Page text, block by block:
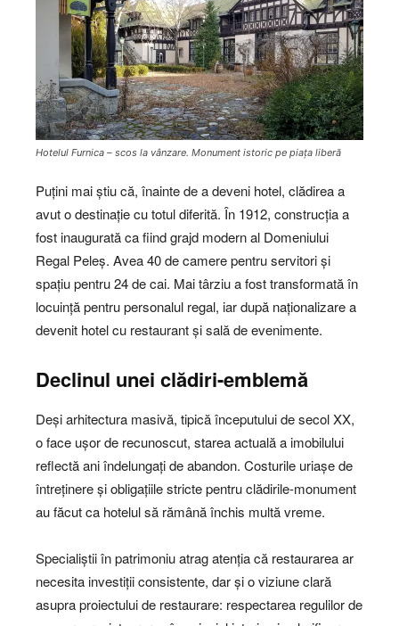
Hotelul Furnica – scos la vânzare. Monument istoric pe piața liberă
Puțini mai știu că, înainte de a deveni hotel, clădirea a
avut o destinație cu totul diferită. În 1912, construcția a
fost inaugurată ca fiind grajd modern al Domeniului
Regal Peleș. Avea 40 de camere pentru servitori și
spațiu pentru 24 de cai. Mai târziu a fost transformată în
locuință pentru personalul regal, iar după naționalizare a
devenit hotel cu restaurant și sală de evenimente.
Declinul unei clădiri-emblemă
Deși arhitectura masivă, tipică începutului de secol XX,
o face ușor de recunoscut, starea actuală a imobilului
reflectă ani îndelungați de abandon. Costurile uriașe de
întreținere și obligațiile stricte pentru clădirile-monument
au făcut ca hotelul să rămână închis multă vreme.
Specialiștii în patrimoniu atrag atenția că restaurarea ar
necesita investiții consistente, dar și o viziune clară
asupra proiectului de restaurare: respectarea regulilor de